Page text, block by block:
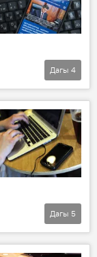
Дагы 4
Дагы 5